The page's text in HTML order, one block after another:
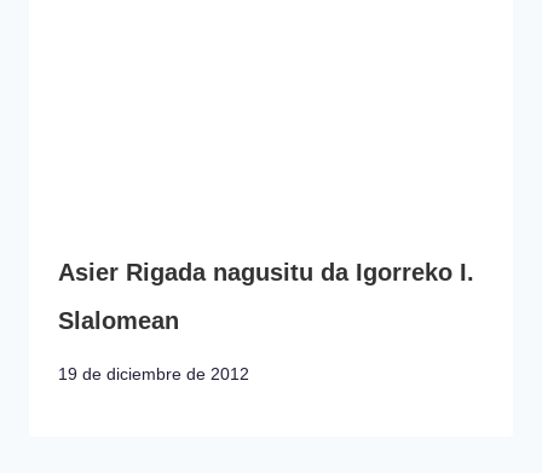
Asier Rigada nagusitu da Igorreko I.
Slalomean
19 de diciembre de 2012